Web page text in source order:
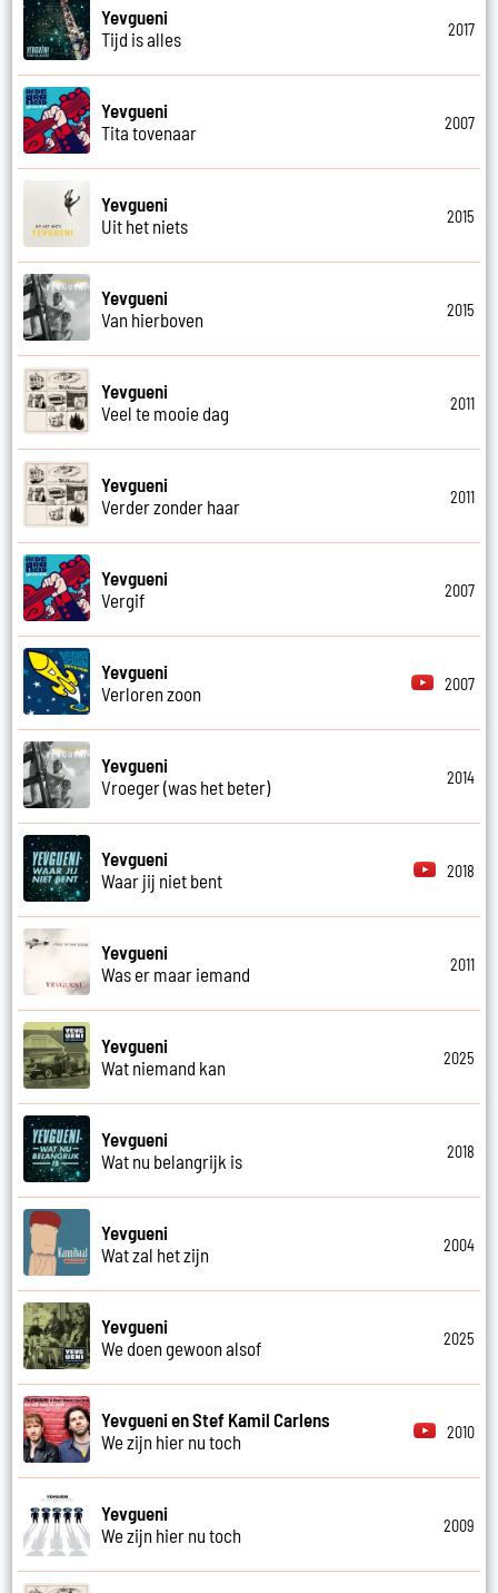
Yevgueni
Tijd is alles
2017
Yevgueni
Tita tovenaar
2007
Yevgueni
Uit het niets
2015
Yevgueni
Van hierboven
2015
Yevgueni
Veel te mooie dag
2011
Yevgueni
Verder zonder haar
2011
Yevgueni
Vergif
2007
Yevgueni
Verloren zoon
2007
Yevgueni
Vroeger (was het beter)
2014
Yevgueni
Waar jij niet bent
2018
Yevgueni
Was er maar iemand
2011
Yevgueni
Wat niemand kan
2025
Yevgueni
Wat nu belangrijk is
2018
Yevgueni
Wat zal het zijn
2004
Yevgueni
We doen gewoon alsof
2025
Yevgueni en Stef Kamil Carlens
We zijn hier nu toch
2010
Yevgueni
We zijn hier nu toch
2009